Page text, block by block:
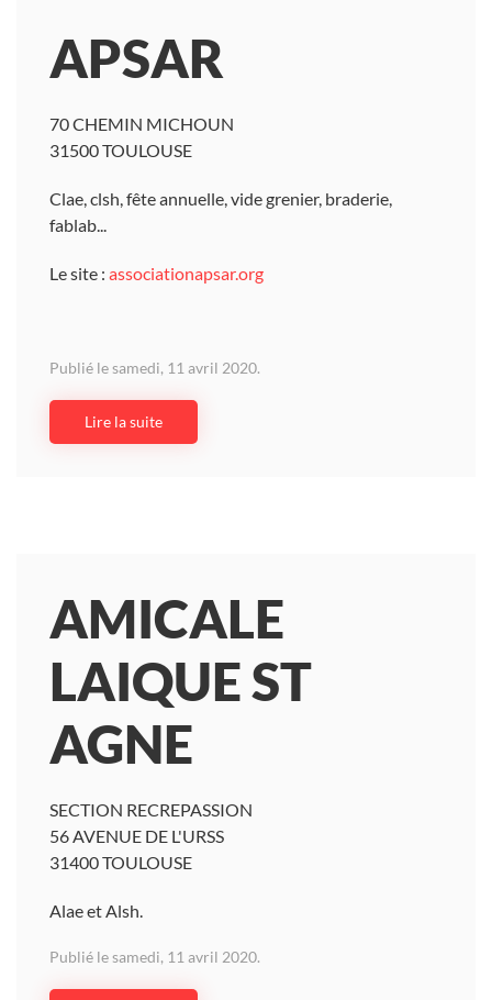
APSAR
70 CHEMIN MICHOUN
31500 TOULOUSE
Clae, clsh, fête annuelle, vide grenier, braderie,
fablab...
Le site : associationapsar.org
Publié le samedi, 11 avril 2020.
Lire la suite
AMICALE
LAIQUE ST
AGNE
SECTION RECREPASSION
56 AVENUE DE L'URSS
31400 TOULOUSE
Alae et Alsh.
Publié le samedi, 11 avril 2020.